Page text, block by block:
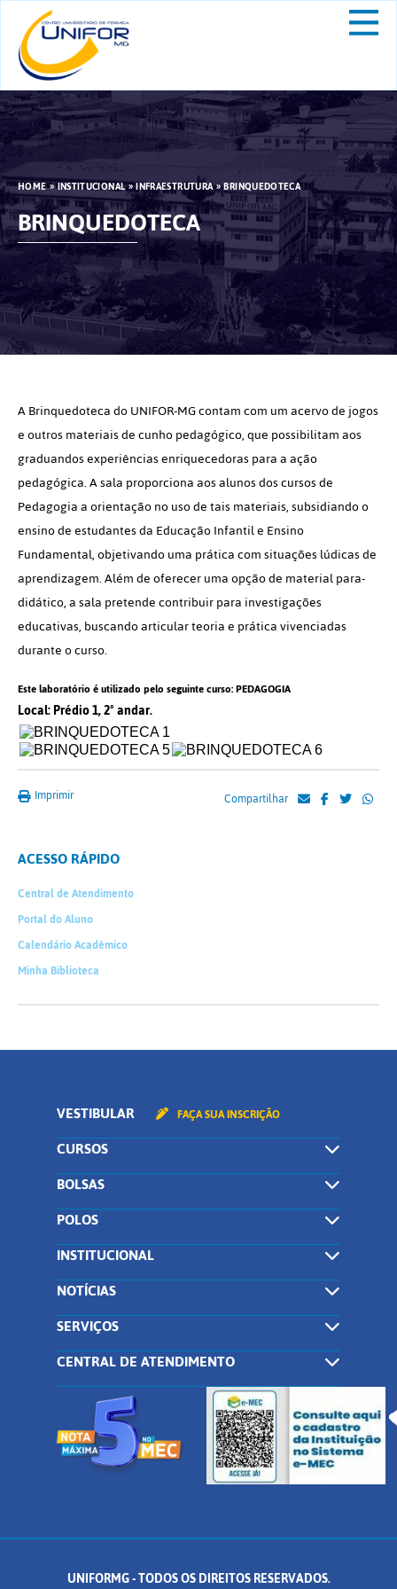
HOME»INSTITUCIONAL»INFRAESTRUTURA»BRINQUEDOTECA
BRINQUEDOTECA
A Brinquedoteca do UNIFOR-MG contam com um acervo de jogos
e outros materiais de cunho pedagógico, que possibilitam aos
graduandos experiências enriquecedoras para a ação
pedagógica. A sala proporciona aos alunos dos cursos de
Pedagogia a orientação no uso de tais materiais, subsidiando o
ensino de estudantes da Educação Infantil e Ensino
Fundamental, objetivando uma prática com situações lúdicas de
aprendizagem. Além de oferecer uma opção de material para-
didático, a sala pretende contribuir para investigações
educativas, buscando articular teoria e prática vivenciadas
durante o curso.
Este laboratório é utilizado pelo seguinte curso: PEDAGOGIA
Local: Prédio 1, 2º andar.
Imprimir Compartilhar
ACESSO RÁPIDO
Central de Atendimento
Portal do Aluno
Calendário Acadêmico
Minha Biblioteca
VESTIBULAR FAÇA SUA INSCRIÇÃO
CURSOS
BOLSAS
POLOS
INSTITUCIONAL
NOTÍCIAS
SERVIÇOS
CENTRAL DE ATENDIMENTO
UNIFORMG - TODOS OS DIREITOS RESERVADOS.